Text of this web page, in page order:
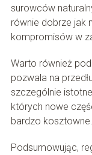
surowców
równie dobrze jak
kompromisów w
Warto również
pozwala na
szczególnie
których nowe
bardzo kosztowne.
Podsumowując,